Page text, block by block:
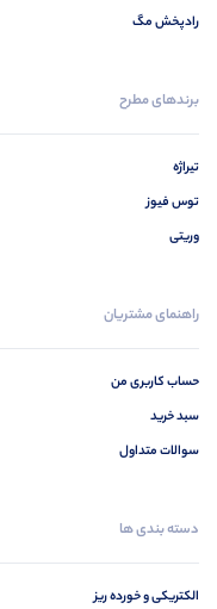
رادپخش مگ
برندهای مطرح
تیراژه
توس فیوز
وریتی
راهنمای مشتریان
حساب کاربری من
سبد خرید
سوالات متداول
دسته بندی ها
الکتریکی و خورده ریز